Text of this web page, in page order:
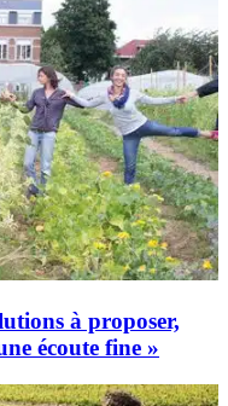
à proposer,
écoute fine »